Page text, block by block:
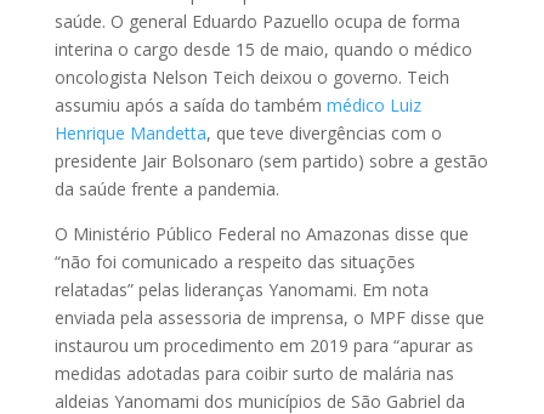
saúde. O general Eduardo Pazuello ocupa de forma
interina o cargo desde 15 de maio, quando o médico
oncologista Nelson Teich deixou o governo. Teich
assumiu após a saída do também médico Luiz
Henrique Mandetta, que teve divergências com o
presidente Jair Bolsonaro (sem partido) sobre a gestão
da saúde frente a pandemia.
O Ministério Público Federal no Amazonas disse que
“não foi comunicado a respeito das situações
relatadas” pelas lideranças Yanomami. Em nota
enviada pela assessoria de imprensa, o MPF disse que
instaurou um procedimento em 2019 para “apurar as
medidas adotadas para coibir surto de malária nas
aldeias Yanomami dos municípios de São Gabriel da